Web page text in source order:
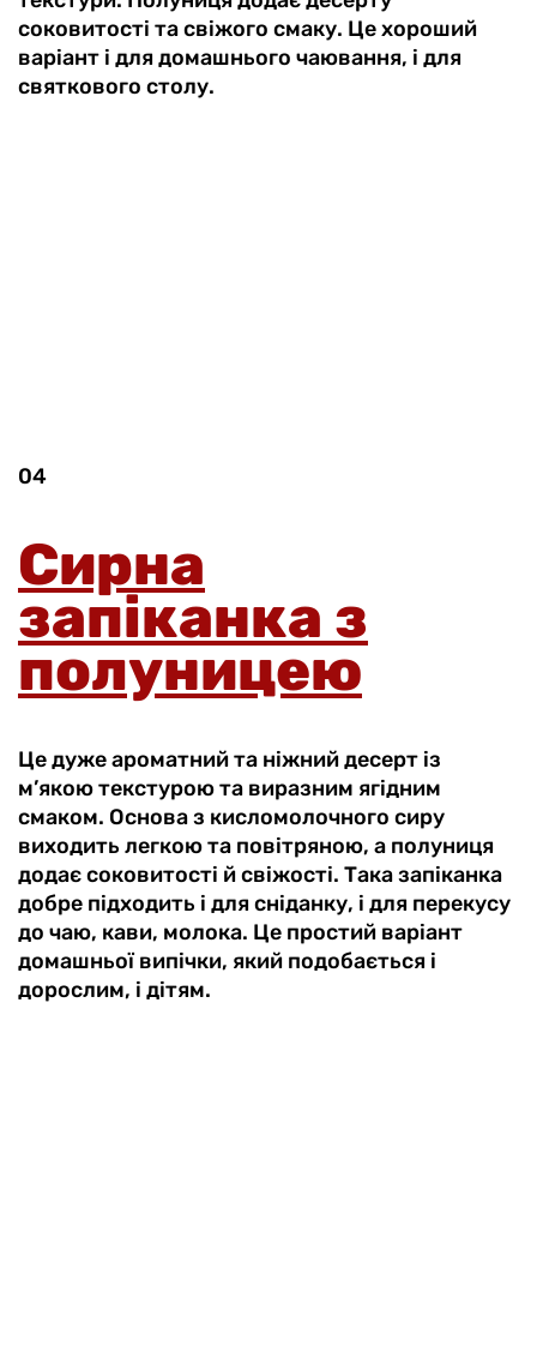
соковитості та свіжого смаку. Це хороший
варіант і для домашнього чаювання, і для
святкового столу.
04
Сирна
запіканка з
полуницею
Це дуже ароматний та ніжний десерт із
м’якою текстурою та виразним ягідним
смаком. Основа з кисломолочного сиру
виходить легкою та повітряною, а полуниця
додає соковитості й свіжості. Така запіканка
добре підходить і для сніданку, і для перекусу
до чаю, кави, молока. Це простий варіант
домашньої випічки, який подобається і
дорослим, і дітям.